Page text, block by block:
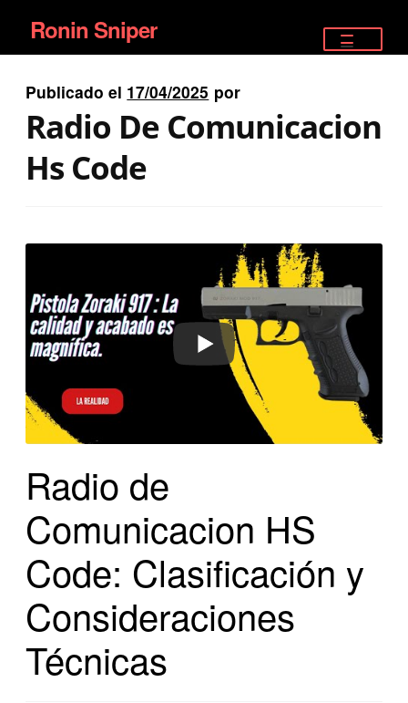
Ir
a
la
navegación
Ir
al
contenido
Ronin Sniper
EQUIPAMIENTO ÉLITE
Publicado el 17/04/2025 por
Radio De Comunicacion
Hs Code
Radio de
Comunicacion HS
Code: Clasificación y
Consideraciones
Técnicas